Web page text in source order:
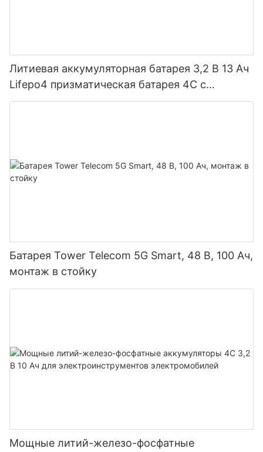
Литиевая аккумуляторная батарея 3,2 В 13 Ач
Lifepo4 призматическая батарея 4C с
быстрой зарядкой
Батарея Tower Telecom 5G Smart, 48 В, 100 Ач,
монтаж в стойку
Мощные литий-железо-фосфатные